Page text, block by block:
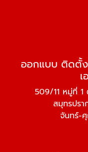
ออกแบบ ติดตั้ง
509/11 หมู่ที่ 1
สมุทรปรา
จันทร์-